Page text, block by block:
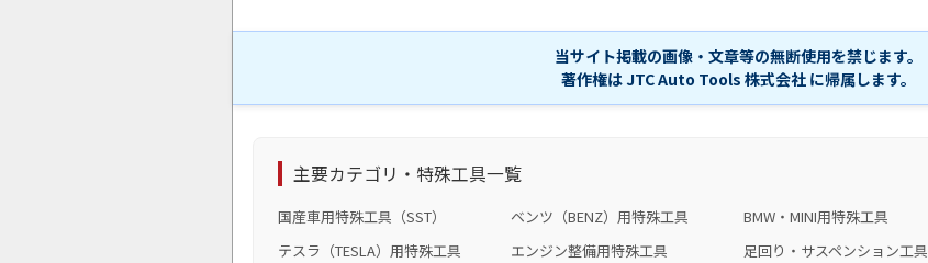
当サイト掲載の画像・文章等の無断使用を禁じます。
著作権は JTC Auto Tools 株式会社 に帰属します。
主要カテゴリ・特殊工具一覧
国産車用特殊工具（SST） ベンツ（BENZ）用特殊工具 BMW・MINI用特殊工具
テスラ（TESLA）用特殊工具
エンジン整備用特殊工具 足回り・サスペンション工具